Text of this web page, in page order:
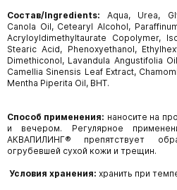
Состав/Ingredients: Aqua, Urea,
Canola Oil, Cetearyl Alcohol,
Acryloyldimethyltaurate Copolymer,
Stearic Acid, Phenoxyethanol,
Dimethiconol, Lavandula Angustifolia
Camellia Sinensis Leaf Extract,
Mentha Piperita Oil, BHT.
Способ применения: наносите на
и вечером. Регулярное
АКВАПИЛИНГ® препятствует
огрубевшей сухой кожи и трещин.
Условия хранения: хранить при